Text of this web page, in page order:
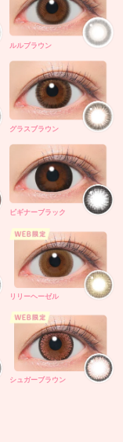
ルルブラウン
グラスブラウン
ビギナーブラック
リリーヘーゼル
シュガーブラウン